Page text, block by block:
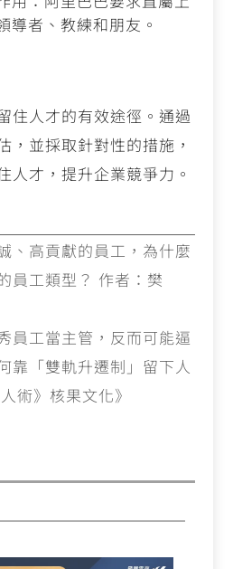
導者、教練和朋友。
住人才的有效途徑。通過
，並採取針對性的措施，
人才，提升企業競爭力。
、高貢獻的員工，為什麼
員工類型？ 作者：樊
員工當主管，反而可能逼
靠「雙軌升遷制」留下人
術》核果文化》